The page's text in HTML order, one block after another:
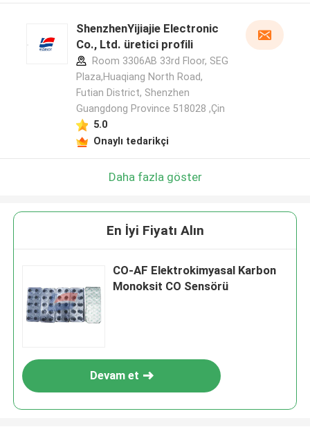
ShenzhenYijiajie Electronic
Co., Ltd. üretici profili
Room 3306AB 33rd Floor, SEG
Plaza,Huaqiang North Road,
Futian District, Shenzhen
Guangdong Province 518028 ,Çin
5.0
Onaylı tedarikçi
Daha fazla göster
En İyi Fiyatı Alın
CO-AF Elektrokimyasal Karbon
Monoksit CO Sensörü
Devam et